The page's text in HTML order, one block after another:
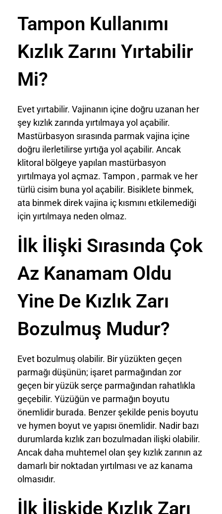
Tampon Kullanımı
Kızlık Zarını Yırtabilir
Mi?
Evet yırtabilir. Vajinanın içine doğru uzanan her
şey kızlık zarında yırtılmaya yol açabilir.
Mastürbasyon sırasında parmak vajina içine
doğru ilerletilirse yırtığa yol açabilir. Ancak
klitoral bölgeye yapılan mastürbasyon
yırtılmaya yol açmaz. Tampon , parmak ve her
türlü cisim buna yol açabilir. Bisiklete binmek,
ata binmek direk vajina iç kısmını etkilemediği
için yırtılmaya neden olmaz.
İlk İlişki Sırasında Çok
Az Kanamam Oldu
Yine De Kızlık Zarı
Bozulmuş Mudur?
Evet bozulmuş olabilir. Bir yüzükten geçen
parmağı düşünün; işaret parmağından zor
geçen bir yüzük serçe parmağından rahatlıkla
geçebilir. Yüzüğün ve parmağın boyutu
önemlidir burada. Benzer şekilde penis boyutu
ve hymen boyut ve yapısı önemlidir. Nadir bazı
durumlarda kızlık zarı bozulmadan ilişki olabilir.
Ancak daha muhtemel olan şey kızlık zarının az
damarlı bir noktadan yırtılması ve az kanama
olmasıdır.
İlk İlişkide Kızlık Zarı